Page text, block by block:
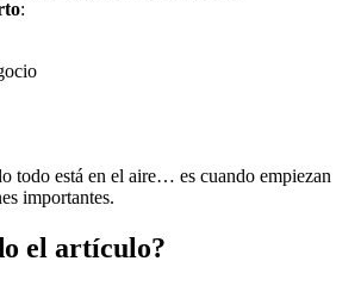
:
todo está en el aire… es cuando empiezan
importantes.
el artículo?